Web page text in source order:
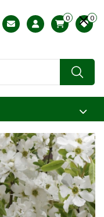
ABC árjegyzék
Profilom
0 0